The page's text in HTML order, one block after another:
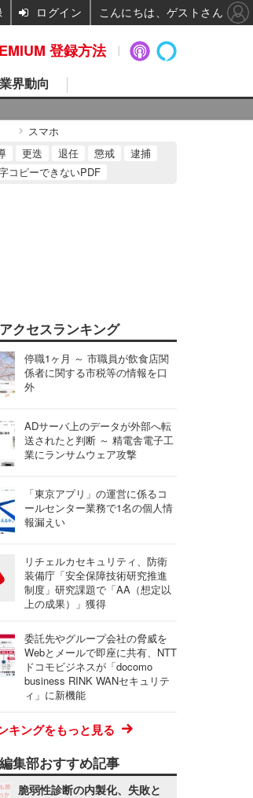
界動向
スマホ
更迭 退任 懲戒
逮捕
コピーできないPDF
アクセスランキング
停職1ヶ月 ～ 市職員が飲食店関
係者に関する市税等の情報を口
外
ADサーバ上のデータが外部へ転
送されたと判断 ～ 精電舎電子工
業にランサムウェア攻撃
「東京アプリ」の運営に係るコ
ールセンター業務で1名の個人情
報漏えい
リチェルカセキュリティ、防衛
装備庁「安全保障技術研究推進
制度」研究課題で「AA（想定以
上の成果）」獲得
委託先やグループ会社の脅威を
Webとメールで即座に共有、NTT
ドコモビジネスが「docomo
business RINK WANセキュリテ
ィ」に新機能
キングをもっと見る
編集部おすすめ記事
脆弱性診断の内製化、失敗と
登録方法
ログイン こんにちは、ゲストさん